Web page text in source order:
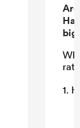
big
1.